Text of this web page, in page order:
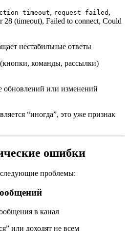
timeout, request failed ,
28 (timeout), Failed to connect, Could
нестабильные ответы
команды, рассылки)
обновлений или изменений
“иногда”, это уже признак
ошибки
проблемы:
в канал
или доходят не всем